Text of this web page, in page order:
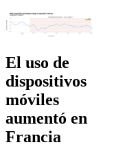
El uso de
dispositivos
móviles
aumentó en
Francia